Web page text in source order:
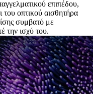
επιπέδου,
οπτικού αισθητήρα
συμβατό με
την ισχύ του.